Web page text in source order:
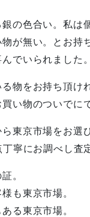
の色合い。私は
が無い。とお持
でいられました。
物をお持ち頂け
い物のついでに
東京市場をお選
寧にお調べし査
。
も東京市場。
る東京市場。